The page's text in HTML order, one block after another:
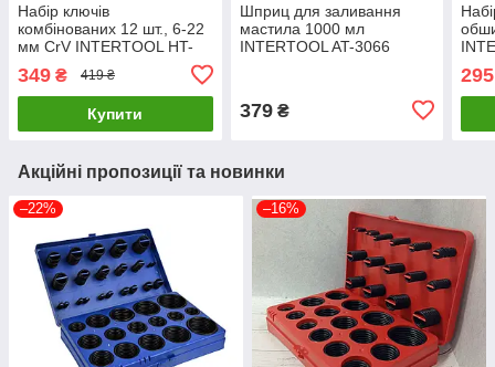
Набір ключів
комбінованих 12 шт., 6-22
мм CrV INTERTOOL HT-
349 ₴ 419 ₴
Купити
Шприц для заливання
мастила 1000 мл
INTERTOOL AT-3066
379₴
295
Акційні пропозиції та новинки
–22% –16%